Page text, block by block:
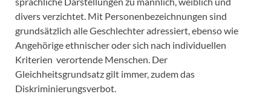
divers verzichtet. Mit Personenbezeichnungen sind
grundsätzlich alle Geschlechter adressiert, ebenso wie
Angehörige ethnischer oder sich nach individuellen
Kriterien verortende Menschen. Der
Gleichheitsgrundsatz gilt immer, zudem das
Diskriminierungsverbot.